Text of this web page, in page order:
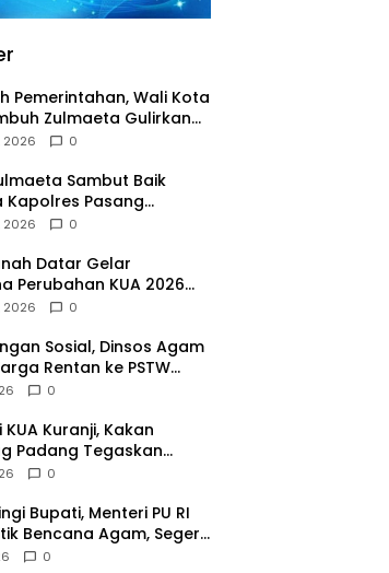
Pemerintahan, Wali Kota
Zulmaeta Gulirkan
2026 0
Sambut Baik
Kapolres Pasang
Lalin
2026 0
Datar Gelar
Perubahan KUA 2026
Tahun 2027
2026 0
Sosial, Dinsos Agam
Rentan ke PSTW
0
KUA Kuranji, Kakan
Padang Tegaskan
Disiplin Kerja
0
Bupati, Menteri PU RI
Bencana Agam, Segera
0